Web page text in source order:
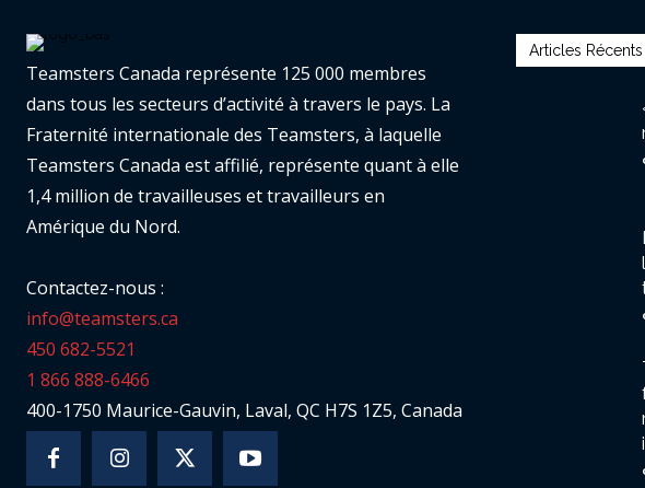
Teamsters Canada représente 125 000 membres
dans tous les secteurs d’activité à travers le pays. La
Fraternité internationale des Teamsters, à laquelle
Teamsters Canada est affilié, représente quant à elle
1,4 million de travailleuses et travailleurs en
Amérique du Nord.
Contactez-nous :
info@teamsters.ca
450 682-5521
1 866 888-6466
400-1750 Maurice-Gauvin, Laval, QC H7S 1Z5, Canada
Articles Récents